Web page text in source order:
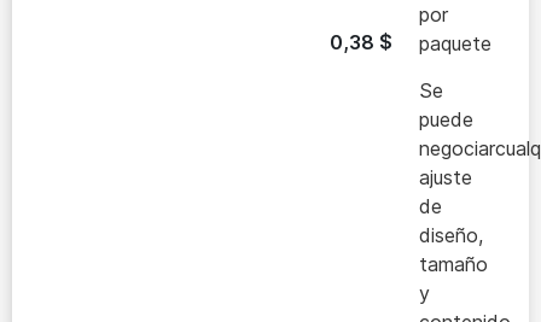
0,38 $
por
paquete
Se
puede
ajuste
de
diseño,
tamaño
y